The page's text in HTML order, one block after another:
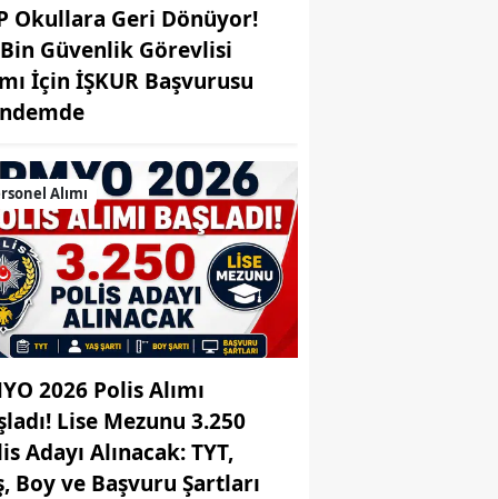
Çanakkale
Çankırı
Diyarbakır
Edirne
Elazığ
Erzincan
Eskişehir
Gaziantep
Okullara Geri Dönüyor!
Güvenlik Görevlisi
İçin İŞKUR Başvurusu
Alımı
2026 Polis Alımı
Lise Mezunu 3.250
Adayı Alınacak: TYT,
Boy ve Başvuru Şartları